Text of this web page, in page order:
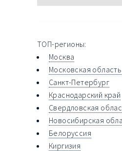
ТОП-регионы:
Москва
Московская область
Санкт-Петербург
Краснодарский край
Свердловская
Новосибирская
Белоруссия
Киргизия